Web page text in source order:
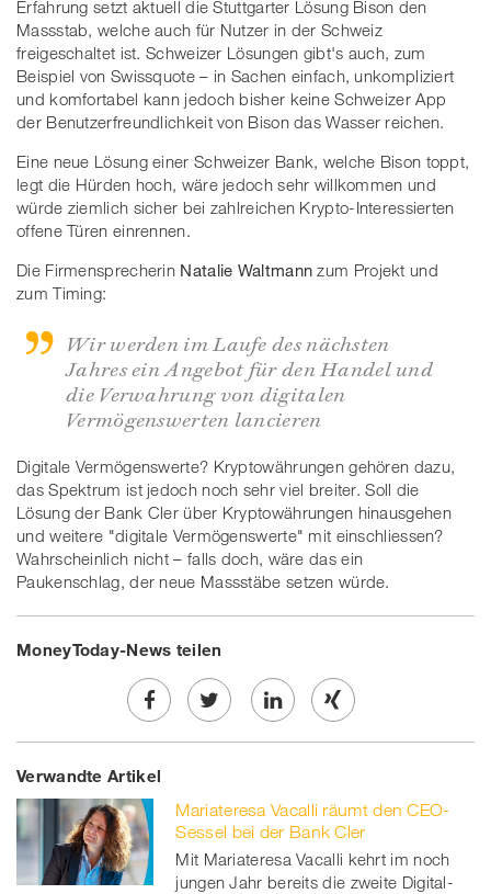
Erfahrung setzt aktuell die Stuttgarter Lösung Bison den
Massstab, welche auch für Nutzer in der Schweiz
freigeschaltet ist. Schweizer Lösungen gibt's auch, zum
Beispiel von Swissquote – in Sachen einfach, unkompliziert
und komfortabel kann jedoch bisher keine Schweizer App
der Benutzerfreundlichkeit von Bison das Wasser reichen.
Eine neue Lösung einer Schweizer Bank, welche Bison toppt,
legt die Hürden hoch, wäre jedoch sehr willkommen und
würde ziemlich sicher bei zahlreichen Krypto-Interessierten
offene Türen einrennen.
Die Firmensprecherin Natalie Waltmann zum Projekt und
zum Timing:
Wir werden im Laufe des nächsten
Jahres ein Angebot für den Handel und
die Verwahrung von digitalen
Vermögenswerten lancieren
Digitale Vermögenswerte? Kryptowährungen gehören dazu,
das Spektrum ist jedoch noch sehr viel breiter. Soll die
Lösung der Bank Cler über Kryptowährungen hinausgehen
und weitere "digitale Vermögenswerte" mit einschliessen?
Wahrscheinlich nicht – falls doch, wäre das ein
Paukenschlag, der neue Massstäbe setzen würde.
MoneyToday-News teilen
Share
on
Facebook
Twe
on
twitt
Share
linkedin
Share
Xing
Verwandte Artikel
Mariateresa Vacalli räumt den CEO-
Sessel bei der Bank Cler
Mit Mariateresa Vacalli kehrt im noch
jungen Jahr bereits die zweite Digital-